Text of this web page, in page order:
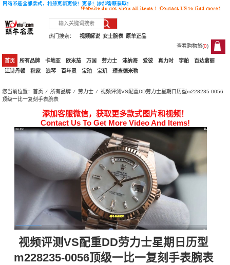
热门搜索： 原单正品
女士腕表
视频解说
查看购物袋(0)
0
首页 所有品牌 卡地亚 欧米茄 万国 劳力士 沛纳海 爱彼 真力时 宇舶
百达翡丽
江诗丹顿
积家 浪琴 百年灵 宝珀 宝玑 理查德米勒
您当前位置：首页 ⁄所有品牌 ⁄劳力士 ⁄ 视频评测VS配重DD劳力士星期日历型m228235-0056
顶级一比一复刻手表腕表
添加客服微信，获取更多款式图片和视频！
Contact Us To Get More Video And Items!
视频评测VS配重DD劳力士星期日历型
m228235-0056顶级一比一复刻手表腕表